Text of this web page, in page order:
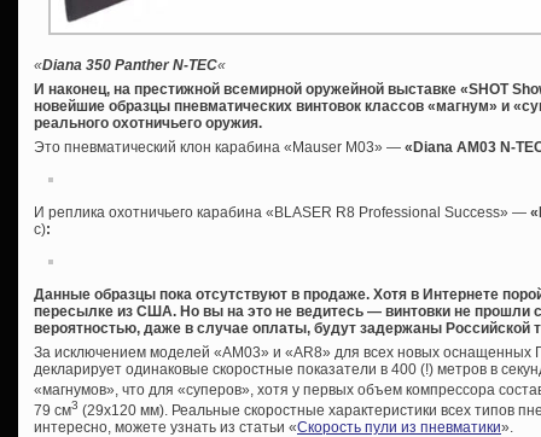
«Diana 350 Panther N-TEC«
И наконец, на престижной всемирной оружейной выставке «SHOT
новейшие образцы пневматических винтовок классов «магнум» и
реального охотничьего оружия.
Это пневматический клон карабина «Mauser M03» — «Diana AM03 N-
И реплика охотничьего карабина «BLASER R8 Professional Success» —
с):
Данные образцы пока отсутствуют в продаже. Хотя в Интернете
пересылке из США. Но вы на это не ведитесь — винтовки не прошли
вероятностью, даже в случае оплаты, будут задержаны Российской
За исключением моделей «AM03» и «AR8» для всех новых оснащенных
декларирует одинаковые скоростные показатели в 400 (!) метров в
«магнумов», что для «суперов», хотя у первых объем компрессора
79 см3 (29х120 мм). Реальные скоростные характеристики всех типов
интересно, можете узнать из статьи «Скорость пули из пневматики».